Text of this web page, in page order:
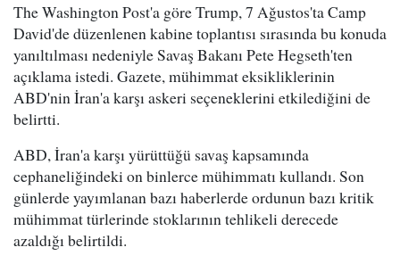
The Washington Post'a göre Trump, 7 Ağustos'ta Camp
David'de düzenlenen kabine toplantısı sırasında bu konuda
yanıltılması nedeniyle Savaş Bakanı Pete Hegseth'ten
açıklama istedi. Gazete, mühimmat eksikliklerinin
ABD'nin İran'a karşı askeri seçeneklerini etkilediğini de
belirtti.
ABD, İran'a karşı yürüttüğü savaş kapsamında
cephaneliğindeki on binlerce mühimmatı kullandı. Son
günlerde yayımlanan bazı haberlerde ordunun bazı kritik
mühimmat türlerinde stoklarının tehlikeli derecede
azaldığı belirtildi.